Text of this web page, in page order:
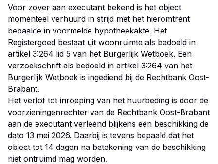
Voor zover aan executant bekend is het object
momenteel verhuurd in strijd met het hieromtrent
bepaalde in voormelde hypotheekakte. Het
Registergoed bestaat uit woonruimte als bedoeld in
artikel 3:264 lid 5 van het Burgerlijk Wetboek. Een
verzoekschrift als bedoeld in artikel 3:264 van het
Burgerlijk Wetboek is ingediend bij de Rechtbank Oost-
Brabant.
Het verlof tot inroeping van het huurbeding is door de
voorzieningenrechter van de Rechtbank Oost-Brabant
aan de executant verleend blijkens een beschikking de
dato 13 mei 2026. Daarbij is tevens bepaald dat het
object tot 14 dagen na betekening van de beschikking